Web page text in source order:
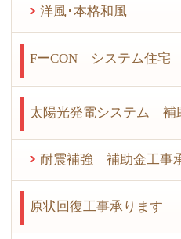
洋風･本格和風
FーCON システム住宅
太陽光発電システム 補
耐震補強 補助金工事
原状回復工事承ります